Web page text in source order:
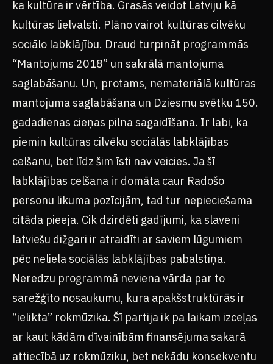
ka kultūra ir vērtība. Grasās veidot Latviju kā
kultūras lielvalsti. Plāno vairot kultūras cilvēku
sociālo labklājību. Draud turpināt programmās
“Mantojums 2018” un sakrālā mantojuma
saglabāšanu. Un, protams, nemateriālā kultūras
mantojuma saglabāšana un Dziesmu svētku 150.
gadadienas cieņas pilna sagaidīšana. Ir labi, ka
piemin kultūras cilvēku sociālās labklājības
celšanu, bet līdz šim īsti nav veicies. Ja šī
labklājības celšana ir domāta caur Radošo
personu likuma pozīcijām, tad tur nepieciešama
citāda pieeja. Cik dzirdēti gadījumi, ka slaveni
latviešu dižgari ir atraidīti ar saviem lūgumiem
pēc neliela sociālās labklājības pabalstiņa.
Neredzu programmā neviena vārda par to
sarežģīto nosaukumu, kura apakšstruktūrās ir
“ielikta” rokmūzika. Šī partija ik pa laikam izceļas
ar kaut kādām dīvainībām finansējuma sakarā
attiecībā uz rokmūziku, bet nekādu konsekventu